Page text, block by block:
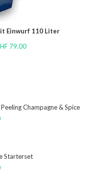
Einwurf 110 Liter
79.00
Champagne & Spice
Starterset